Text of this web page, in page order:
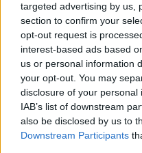
targeted advertising by us,
section to confirm your
opt-out request is
interest-based ads based
us or personal information
your opt-out. You may
disclosure of your
IAB’s list of downstream
also be disclosed by us to
Downstream Participants
Žinios Pasaulis